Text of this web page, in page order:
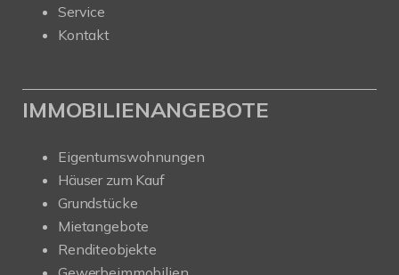
Service
Kontakt
IMMOBILIENANGEBOTE
Eigentumswohnungen
Häuser zum Kauf
Grundstücke
Mietangebote
Renditeobjekte